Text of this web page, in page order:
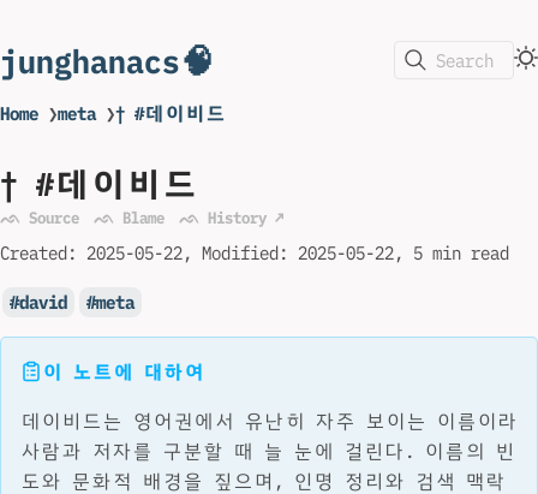
junghanacs🧠 Search
Home ❯meta ❯† #데이비드
† #데이비드
ᨒ Source ᨒ Blame ᨒ History ↗
Created: 2025-05-22 Modified: 2025-05-22 5 min read
david meta
이 노트에 대하여
데이비드는 영어권에서 유난히 자주 보이는 이름이라
사람과 저자를 구분할 때 늘 눈에 걸린다. 이름의 빈
도와 문화적 배경을 짚으며, 인명 정리와 검색 맥락